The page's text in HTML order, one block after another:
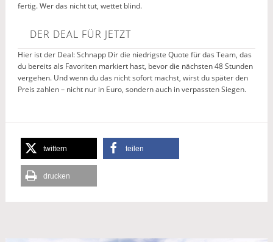
fertig. Wer das nicht tut, wettet blind.
DER DEAL FÜR JETZT
Hier ist der Deal: Schnapp Dir die niedrigste Quote für das Team, das
du bereits als Favoriten markiert hast, bevor die nächsten 48 Stunden
vergehen. Und wenn du das nicht sofort machst, wirst du später den
Preis zahlen – nicht nur in Euro, sondern auch in verpassten Siegen.
twittern teilen
drucken